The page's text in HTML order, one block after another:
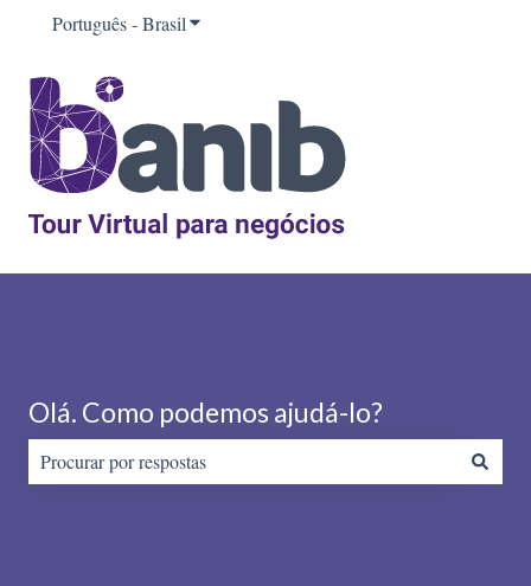
Português - BrasilMostrar submenu para traduções
Olá. Como podemos ajudá-lo?